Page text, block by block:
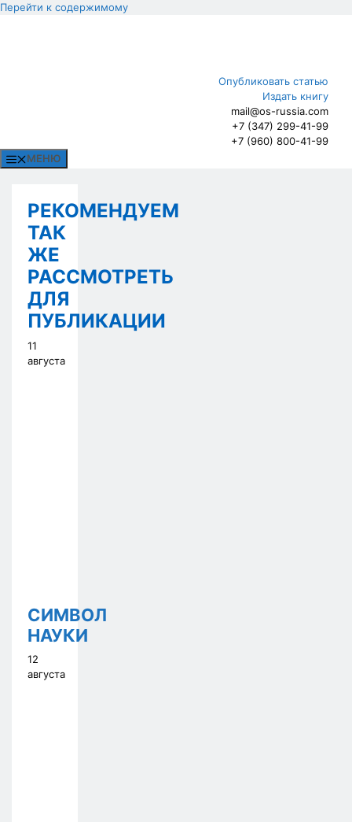
Перейти к содержимому
Опубликовать статью
Издать книгу
mail@os-russia.com
+7 (347) 299-41-99
+7 (960) 800-41-99
МЕНЮ
РЕКОМЕНДУЕМ
ТАК
ЖЕ
РАССМОТРЕТЬ
ДЛЯ
ПУБЛИКАЦИИ
11
августа
СИМВОЛ
НАУКИ
12
августа